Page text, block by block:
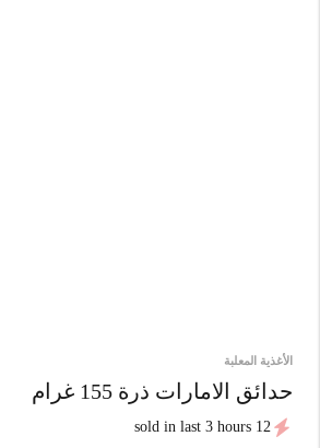
الأغذية المعلبة
حدائق الامارات ذرة 155 غرام
12 sold in last 3 hours